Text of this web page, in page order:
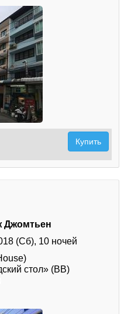
Купить
Джомтьен
(Сб), 10 ночей
стол» (BB)